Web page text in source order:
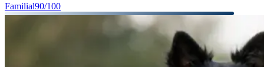
Familial90/100